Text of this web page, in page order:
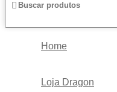
Home
Loja Dragon